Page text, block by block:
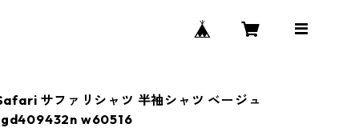
サファリシャツ 半袖シャツ ベージュ
w60516